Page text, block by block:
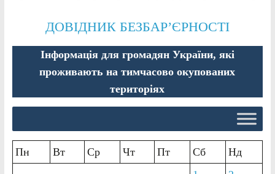
ДОВІДНИК БЕЗБАР’ЄРНОСТІ
Інформація для громадян України, які
проживають на тимчасово окупованих
територіях
Пн Вт Ср Чт Пт Сб
Нд